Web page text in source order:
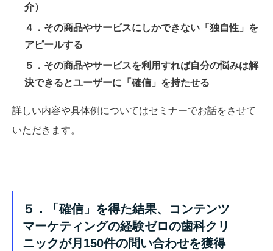
介）
４．その商品やサービスにしかできない「独自性」を
アピールする
５．その商品やサービスを利用すれば自分の悩みは解
決できるとユーザーに「確信」を持たせる
詳しい内容や具体例についてはセミナーでお話をさせて
いただきます。
５．「確信」を得た結果、コンテンツ
マーケティングの経験ゼロの歯科クリ
ニックが月150件の問い合わせを獲得